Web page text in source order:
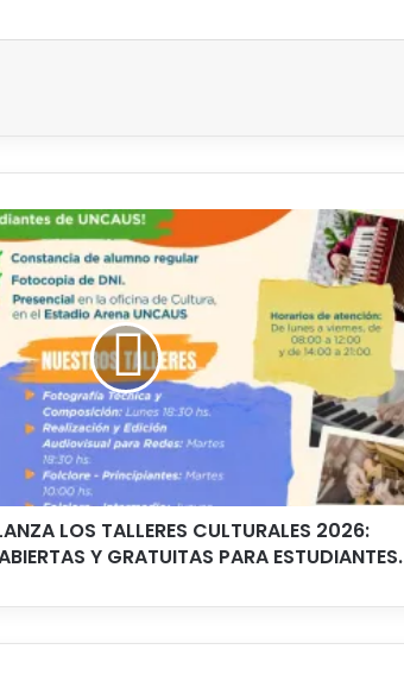
LOS TALLERES CULTURALES 2026:
Y GRATUITAS PARA ESTUDIANTES.